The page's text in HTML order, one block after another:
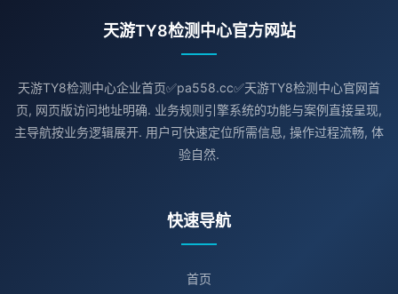
天游TY8检测中心官方网站
天游TY8检测中心企业首页✅pa558.cc✅天游TY8检测中心官网首
页, 网页版访问地址明确. 业务规则引擎系统的功能与案例直接呈现,
主导航按业务逻辑展开. 用户可快速定位所需信息, 操作过程流畅, 体
验自然.
快速导航
首页